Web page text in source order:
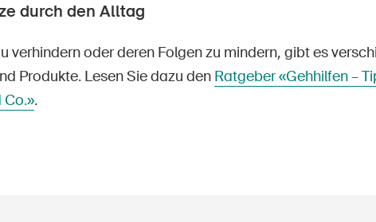
durch den Alltag
verhindern oder deren Folgen zu mindern, gibt es
Produkte. Lesen Sie dazu den Ratgeber «Gehhilfen –
Co.».